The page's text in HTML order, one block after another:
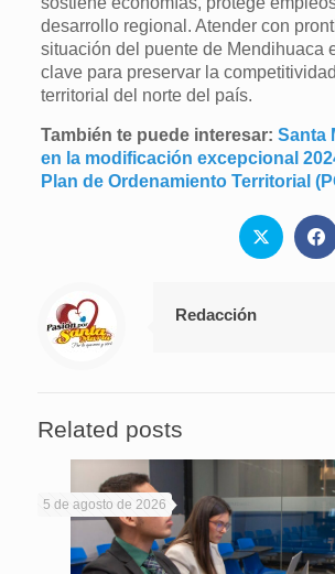
desarrollo regional. Atender con
situación del puente de Mendihuaca
clave para preservar la
territorial del norte del país.
También te puede interesar: Santa
en la modificación excepcional
Plan de Ordenamiento Territorial
Redacción
Related posts
5 de agosto de 2026